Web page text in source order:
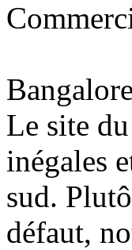
Le site
inégales
sud.
défaut,